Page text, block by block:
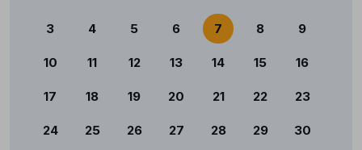
3 4 5 6 7 8 9
10 11 12 13 14 15 16
17 18 19 20 21 22 23
24 25 26 27 28 29 30